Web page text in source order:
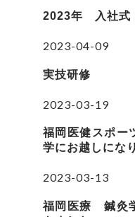
2023年 入社式
2023-04-09
実技研修
2023-03-19
福岡医健スポー
学にお越しにな
2023-03-13
福岡医療 鍼灸